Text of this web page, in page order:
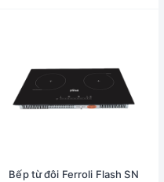
Bếp từ đôi Ferroli Flash SN